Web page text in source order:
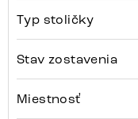
Typ stoličky
Stav zostavenia
Miestnosť